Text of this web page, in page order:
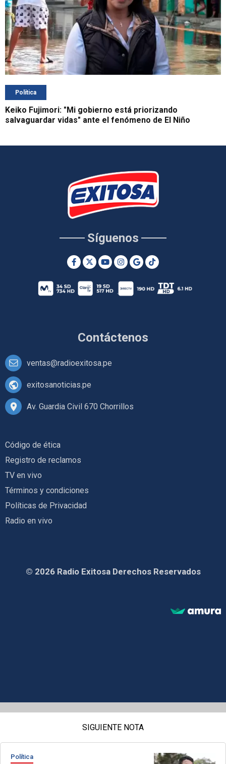
Política
Keiko Fujimori: "Mi gobierno está priorizando
salvaguardar vidas" ante el fenómeno de El Niño
Contáctenos
ventas@radioexitosa.pe
exitosanoticias.pe
Av. Guardia Civil 670 Chorrillos
Síguenos
Código de ética
Registro de reclamos
TV en vivo
Términos y condiciones
Políticas de Privacidad
Radio en vivo
© 2026 Radio Exitosa Derechos Reservados
SIGUIENTE NOTA
Política